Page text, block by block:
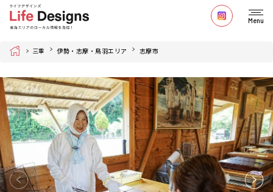
Menu
Home 三重 伊勢・志摩・鳥羽エリア 志摩市